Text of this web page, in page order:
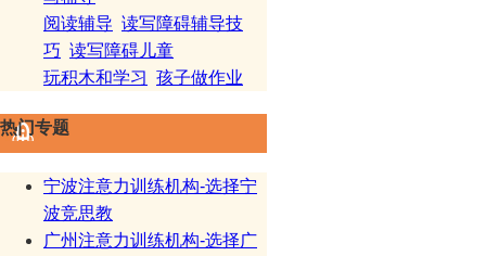
阅读辅导 读写障碍辅导技
巧 读写障碍儿童
玩积木和学习 孩子做作业
热门专题
宁波注意力训练机构-选择宁
波竞思教
广州注意力训练机构-选择广